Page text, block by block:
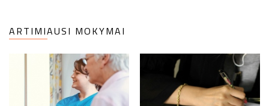
ARTIMIAUSI MOKYMAI